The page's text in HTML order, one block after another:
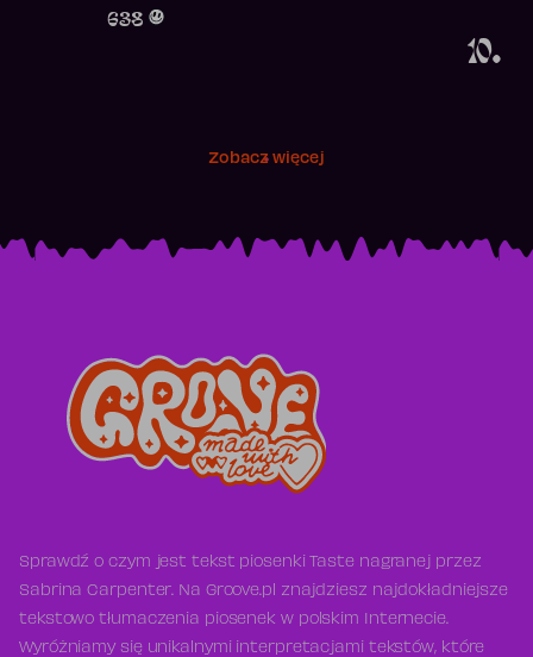
10.
638
Zobacz więcej
Sprawdź o czym jest tekst piosenki Taste nagranej przez
Sabrina Carpenter. Na Groove.pl znajdziesz najdokładniejsze
tekstowo tłumaczenia piosenek w polskim Internecie.
Wyróżniamy się unikalnymi interpretacjami tekstów, które